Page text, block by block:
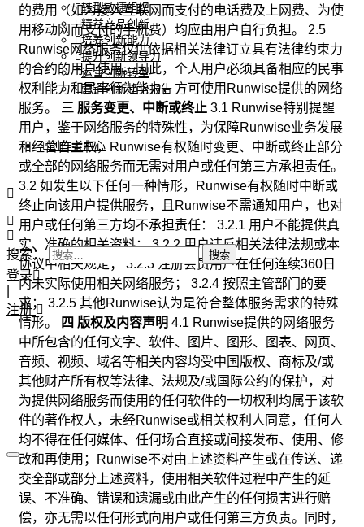
转型敏捷组织
精益产品创新
培养创新能力
提升创新领导力
运营创新转型
营销创新趋势报告
创作者中心
搜索：
登录
注册
的费用（如为接入互联网而支付的电话费及上网费、为使
用移动网而支付的手机费）均应由用户自行负担。 2.5
Runwise网络服务仅供依据相关法律订立具有法律约束力
的合约的用户使用。因此，个人用户必须具备相应的民事
权利能力和民事行为能力，方可使用Runwise提供的网络
服务。 三 服务变更、中断或终止 3.1 Runwise特别提醒
用户，鉴于网络服务的特殊性，为保障Runwise业务发展
和经营自主权，Runwise有权随时变更、中断或终止部分
或全部的网络服务而无需对用户或任何第三方承担责任。
3.2 如发生以下任何一种情形，Runwise有权随时中断或
终止向该用户提供服务，且Runwise不需通知用户，也对
用户或任何第三方均不承担责任： 3.2.1 用户不能提供真
实、准确的相关资料； 3.2.2 用户违反相关法律法规或本
协议中相关规定； 3.2.3 注册会员用户在任何连续360日
内未实际使用相关网络服务； 3.2.4 按照主管部门的要
求； 3.2.5 其他Runwise认为是符合整体服务需求的特殊
情形。
四 版权及内容声明 4.1 Runwise提供的网络服务
中所包含的任何文字、软件、图片、图形、图表、网页、
音频、视频、域名等相关内容均受中国版权、商标及/或
其他财产所有权等法律、法规及/或国际公约的保护，对
为提供网络服务而使用的任何软件的一切权利均属于该软
件的著作权人，未经Runwise或相关权利人同意，任何人
均不得在任何媒体、任何场合直接或间接发布、使用、修
改和再使用；Runwise不对由上述资料产生或在传送、递
交全部或部分上述资料，使用相关软件过程中产生的延
误、不准确、错误和遗漏或由此产生的任何损害进行赔
偿，亦无需以任何形式向用户或任何第三方负责。同时，